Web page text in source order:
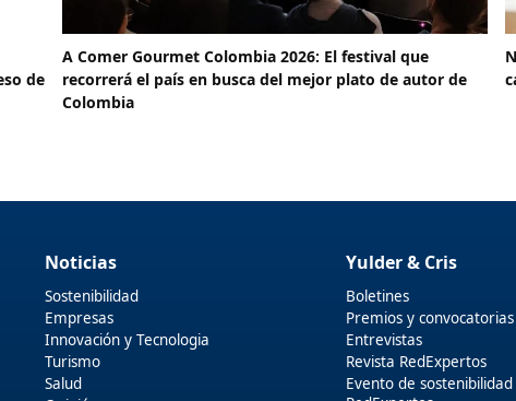
de
A Comer Gourmet Colombia 2026: El festival que
recorrerá el país en busca del mejor plato de autor de
Colombia
Noticias
Sostenibilidad
Empresas
Innovación y Tecnologia
Turismo
Salud
Yulder & Cris
Boletines
Premios y convocatorias
Entrevistas
Revista RedExpertos
Evento de sostenibilidad